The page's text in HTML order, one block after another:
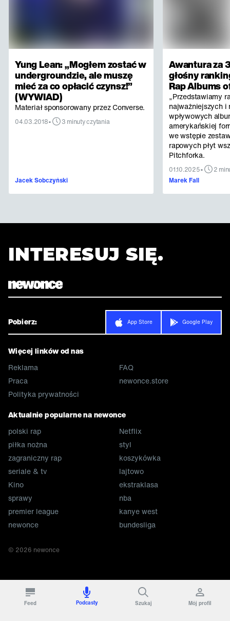
Yung Lean: „Mogłem zostać w
undergroundzie, ale muszę
mieć za co opłacić czynsz!”
(WYWIAD)
Materiał sponsorowany przez Converse.
04.03.2018• 3 minuty czytania
Jacek Sobczyński
Awantura za
głośny
Rap Albums
„Przedstawiamy
najważniejszych i
wpływowych
amerykańskiej
we wstępie
rapowych płyt
Pitchforka.
01.10.2025•
2
Marek Fall
INTERESUJ SIĘ.
Pobierz: App Store Google Play
Więcej linków od nas
Reklama
Praca
Polityka prywatności
FAQ
newonce.store
Aktualnie popularne na newonce
polski rap
piłka nożna
zagraniczny rap
seriale & tv
Kino
sprawy
premier league
newonce
Netflix
styl
koszykówka
lajtowo
ekstraklasa
nba
kanye west
bundesliga
© 2026 newonce
Feed Podcasty Szukaj Mój profil